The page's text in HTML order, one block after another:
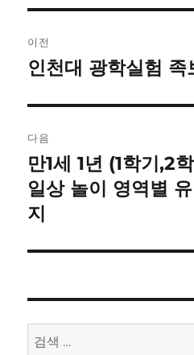
내
게
이
션
이전
이
글:
인천대 광학실험
다음
다
음
글:
만1세 1년 (1학기,2
일상 놀이 영역별
지
검